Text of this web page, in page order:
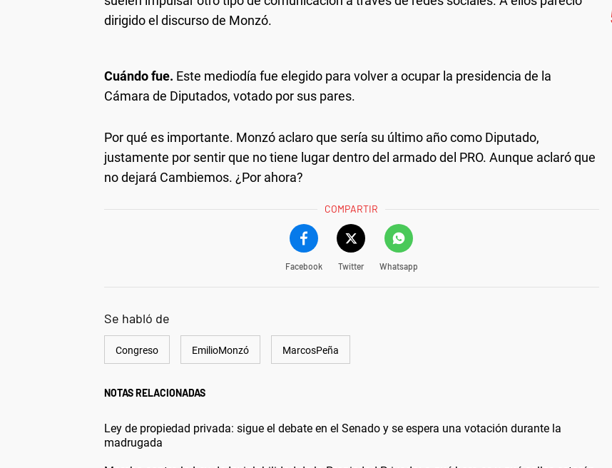
dirigido el discurso de Monzó.
Cuándo fue. Este mediodía fue elegido para volver a ocupar la presidencia de la
Cámara de Diputados, votado por sus pares.
Por qué es importante. Monzó aclaro que sería su último año como Diputado,
justamente por sentir que no tiene lugar dentro del armado del PRO. Aunque aclaró que
no dejará Cambiemos. ¿Por ahora?
COMPARTIR
Facebook Twitter Whatsapp
Se habló de
Congreso EmilioMonzó MarcosPeña
NOTAS RELACIONADAS
Ley de propiedad privada: sigue el debate en el Senado y se espera una votación durante la
madrugada